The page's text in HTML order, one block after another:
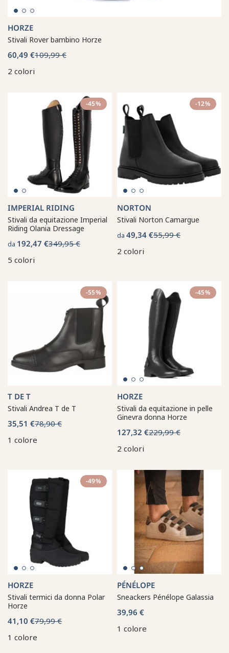
HORZE
Stivali Rover bambino Horze
60,49 €109,99 €
2 colori
-45%
IMPERIAL RIDING
Stivali da equitazione Imperial
Riding Olania Dressage
da 192,47 €349,95 €
5 colori
-12%
NORTON
Stivali Norton Camargue
da 49,34 €55,99 €
2 colori
-55%
T DE T
Stivali Andrea T de T
35,51 €78,90 €
1 colore
-45%
HORZE
Stivali da equitazione in pelle
Ginevra donna Horze
127,32 €229,99 €
2 colori
-49%
HORZE
Stivali termici da donna Polar
Horze
41,10 €79,99 €
1 colore
PÉNÉLOPE
Sneackers Pénélope Galassia
39,96 €
1 colore